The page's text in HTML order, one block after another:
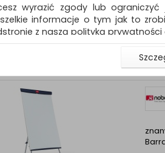
wyrazić zgody lub ograniczyć
informacje o tym jak to
z naszą polityką
użytkowników zalogowanych,
i związane z tym
np. wysłanie potwierdzenia
Państwu prawidłowych
ważna jest Państwa
zgoda jest dobrowolna i można
(rozwiń)